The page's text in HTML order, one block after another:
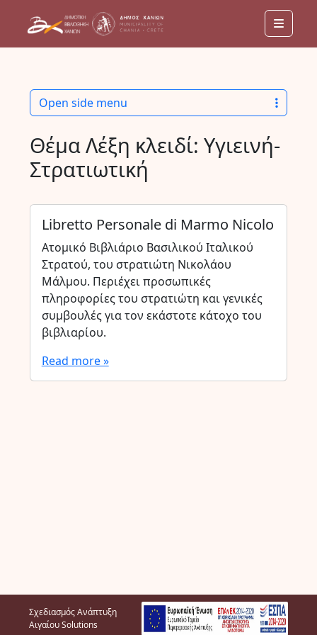
Menu
Θέμα Λέξη κλειδί: Υγιεινή-
Στρατιωτική
Libretto Personale di Marmo Nicolo
Ατομικό Βιβλιάριο Βασιλικού Ιταλικού
Στρατού, του στρατιώτη Νικολάου
Μάλμου. Περιέχει προσωπικές
πληροφορίες του στρατιώτη και γενικές
συμβουλές για τον εκάστοτε κάτοχο του
βιβλιαρίου.
Read more »
Open side menu
Σχεδιασμός Ανάπτυξη
Αιγαίου Solutions